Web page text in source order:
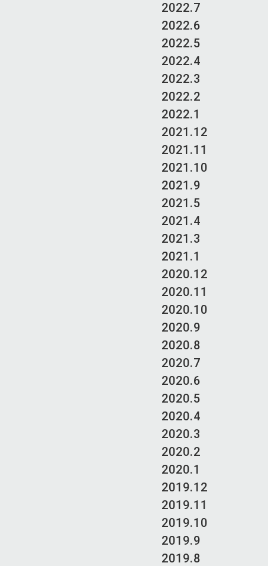
2022.7
2022.6
2022.5
2022.4
2022.3
2022.2
2022.1
2021.12
2021.11
2021.10
2021.9
2021.5
2021.4
2021.3
2021.1
2020.12
2020.11
2020.10
2020.9
2020.8
2020.7
2020.6
2020.5
2020.4
2020.3
2020.2
2020.1
2019.12
2019.11
2019.10
2019.9
2019.8